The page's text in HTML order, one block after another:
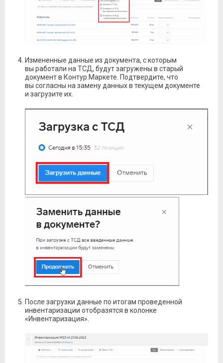
Измененные данные из документа, с которым
вы работали на ТСД, будут загружены в старый
документ в Контур.Маркете. Подтвердите, что
вы согласны на замену данных в текущем документе
и загрузите их.
После загрузки данные по итогам проведенной
инвентаризации отобразятся в колонке
«Инвентаризация».